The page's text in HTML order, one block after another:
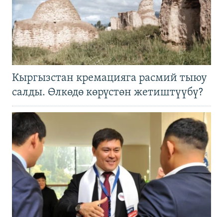
Кыргызстан кремацияга расмий тыюу
салды. Өлкөдө көрүстөн жетиштүүбү?